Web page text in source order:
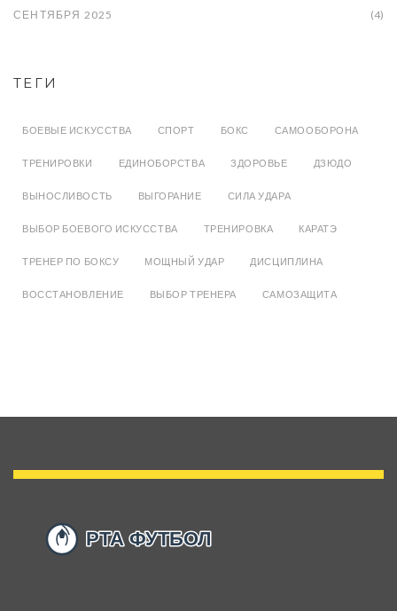
СЕНТЯБРЯ 2025 (4)
ТЕГИ
БОЕВЫЕ ИСКУССТВА СПОРТ БОКС САМООБОРОНА
ТРЕНИРОВКИ ЕДИНОБОРСТВА ЗДОРОВЬЕ ДЗЮДО
ВЫНОСЛИВОСТЬ ВЫГОРАНИЕ СИЛА УДАРА
ВЫБОР БОЕВОГО ИСКУССТВА ТРЕНИРОВКА КАРАТЭ
ТРЕНЕР ПО БОКСУ МОЩНЫЙ УДАР ДИСЦИПЛИНА
ВОССТАНОВЛЕНИЕ ВЫБОР ТРЕНЕРА САМОЗАЩИТА